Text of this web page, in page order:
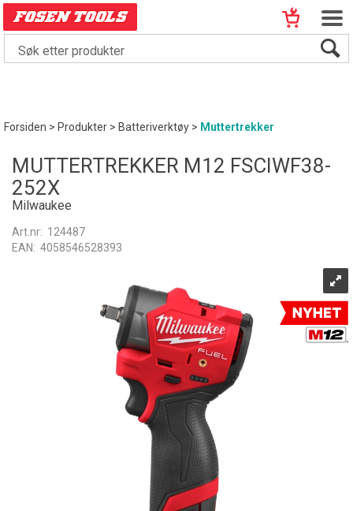
Forsiden>Produkter>Batteriverktøy> Muttertrekker
MUTTERTREKKER M12 FSCIWF38-
252X
Milwaukee
Art.nr: 124487
EAN: 4058546528393